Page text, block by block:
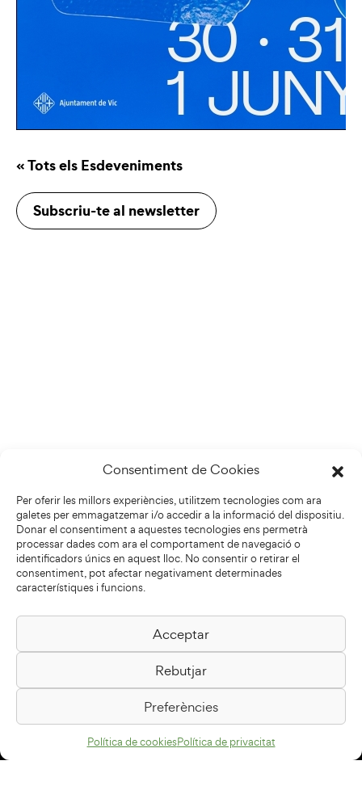
Consentiment de Cookies
Per oferir les millors experiències, utilitzem tecnologies com ara
galetes per emmagatzemar i/o accedir a la informació del dispositiu.
Donar el consentiment a aquestes tecnologies ens permetrà
processar dades com ara el comportament de navegació o
identificadors únics en aquest lloc. No consentir o retirar el
consentiment, pot afectar negativament determinades
característiques i funcions.
Acceptar
Rebutjar
Preferències
Política de cookiesPolítica de privacitat
« Tots els Esdeveniments
Subscriu-te al newsletter
Biblioteca Pilarin Bayés
Passeig de la Generalitat, 1
08500 Vic